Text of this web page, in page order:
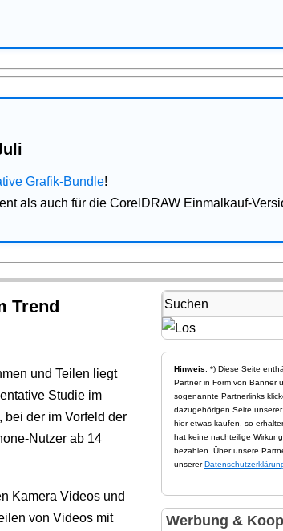
Grafik-Bundle!
als auch für die CorelDRAW Einmalkauf-
Trend
und Teilen liegt
Studie im
der im Vorfeld der
Nutzer ab 14
Kamera Videos und
von Videos mit
Hinweis: *) Diese Seite
Partner in Form von Banner
sogenannte Partnerlinks
dazugehörigen Seite
hier etwas kaufen, so
hat keine nachteilige
bezahlen. Über unsere
unserer
Werbung &